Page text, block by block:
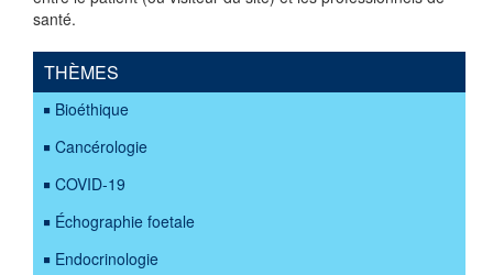
santé.
THÈMES
Bioéthique
Cancérologie
COVID-19
Échographie foetale
Endocrinologie